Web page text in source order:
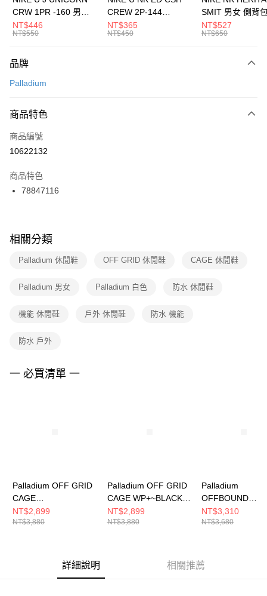
元大商業銀行
台灣樂天信用卡公司
全盈+PAY
AFTEE先享後付
【關於「AFTEE先享後付」】
便利好安心！
３．安心：先確認商品／服務後，再付款。
【「AFTEE先享後付」結帳流程】
１．於結帳方式選擇「AFTEE先享後付」後，將跳轉至「AFTEE先享後付」
２．訂單成立數日內，您將收到繳費通知簡訊。
３．收到繳費通知簡訊後14天內，點擊此簡訊中的連結，可透過四大超商／
ATM／網路銀行／等多元方式進行付款，方視為交易完成。
※ 交易是否成功請以「AFTEE先享後付 」之結帳頁面顯示為準，若有關於
是否繳費成功／繳費後需取消欲退款等相關疑問，請聯繫「AFTEE先享後付
客戶支援中心」https://netprotections.freshdesk.com/support/home
１．透過由恩沛科技股份有限公司提供之「AFTEE先享後付」服務完成之交
權轉讓予恩沛科技股份有限公司。
３．未成年的使用者請事先徵得法定代理人或監護人之同意方可使用
４．使用「AFTEE先享後付」時，將依據個別帳號之用戶狀況，依本公司即
運送方式
每筆NT$100，滿NT$1,500(含以上)免運費
宅配
每筆NT$100，滿NT$1,500(含以上)免運費
付款後門市自取
每筆NT$100，滿NT$1,500(含以上)免運費
CRW 1PR -160 男女
中統襪 FZ3393100
NT$446
NT$550
CREW 2P-144
EMBRDY 男女 短統襪
FZ3073133
NT$365
NT$450
SMIT 男女 側背
BA5871010
NT$527
NT$650
品牌
Palladium
商品特色
商品編號
10622132
商品特色
78847116
相關分類
Palladium 休閒鞋 OFF GRID 休閒鞋 CAGE 休閒鞋
Palladium 男女 Palladium 白色 防水 休閒鞋
機能 休閒鞋 戶外 休閒鞋 防水 機能
防水 戶外
一 必買清單 一
Palladium OFF GRID
CAGE
WP+~LIMESTONE 男
女 休閒鞋 78847083
NT$2,899
NT$3,880
Palladium OFF GRID
CAGE WP+~BLACK
男女 休閒鞋 78847008
NT$2,899
NT$3,880
Palladium
OFFBOUND
WP+~STAR
女 休閒鞋
NT$3,310
NT$3,680
詳細說明 相關推薦